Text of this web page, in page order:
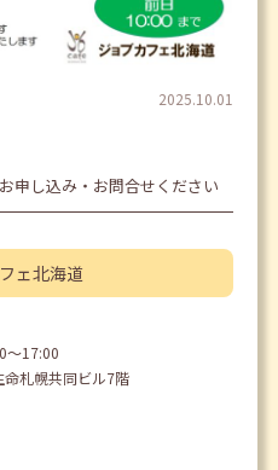
2025.10.01
申し込み・お問合せください
ェ北海道
17:00
札幌共同ビル7階